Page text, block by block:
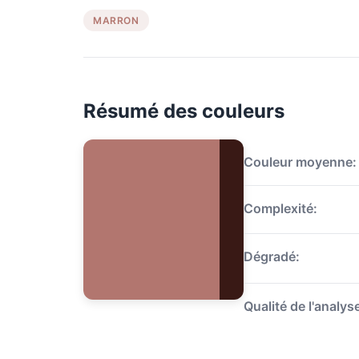
MARRON
Résumé des couleurs
Couleur moyenne:
Complexité:
Dégradé:
Qualité de